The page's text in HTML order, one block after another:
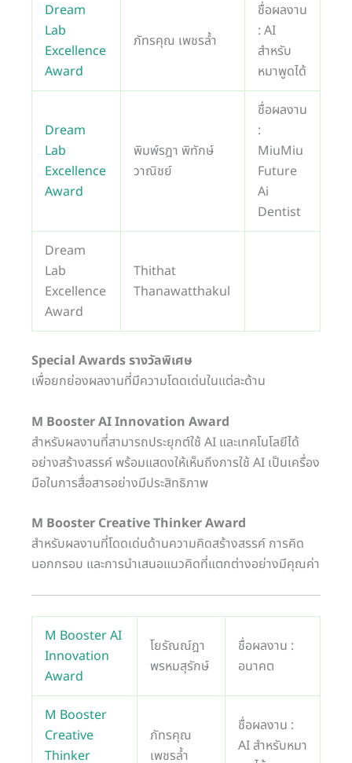
Dream
Lab
Excellence
Award
ภัทรคุณ เพชรล้ำ
ชื่อผลงาน
: AI
สำหรับ
หมาพูดได้
Dream
Lab
Excellence
Award
พิมพ์รฎา พิทักษ์
วาณิชย์
ชื่อผลงาน
:
MiuMiu
Future
Ai
Dentist
Dream
Lab
Excellence
Award
Thithat
Thanawatthakul
Special Awards รางวัลพิเศษ
เพื่อยกย่องผลงานที่มีความโดดเด่นในแต่ละด้าน
M Booster AI Innovation Award
สำหรับผลงานที่สามารถประยุกต์ใช้ AI และเทคโนโลยีได้
อย่างสร้างสรรค์ พร้อมแสดงให้เห็นถึงการใช้ AI เป็นเครื่อง
มือในการสื่อสารอย่างมีประสิทธิภาพ
M Booster Creative Thinker Award
สำหรับผลงานที่โดดเด่นด้านความคิดสร้างสรรค์ การคิด
นอกกรอบ และการนำเสนอแนวคิดที่แตกต่างอย่างมีคุณค่า
M Booster AI
Innovation
Award
โยรัณณ์ฎา
พรหมสุรักษ์
ชื่อผลงาน :
อนาคต
M Booster
Creative
Thinker
ภัทรคุณ
เพชรล้ำ
ชื่อผลงาน :
AI สำหรับหมา